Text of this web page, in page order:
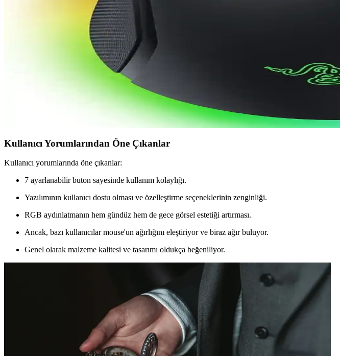
Logitech G G305 ve G403 Karşılaştırması: Hangi Oyuncu Mouse'u Daha Uygun
Logitech G G305 ve G403'ün özelliklerini ve kullanıcı deneyimlerini karşılaştırarak, ihtiyaçlarınıza en
Rampage SMX R21 ve Piyasadaki En İyi Alternatif Oyun Mause Modelleri
Rampage SMX R21 yüksek hassasiyet ve ergonomi sunarken, piyasada Logitech, Razer ve Corsair
Oyuncu Mouse Seçiminde Razer ve Rampa Modellerinin Karşılaştırması ve
Bu makalede Razer ve Rampa markalarının oyuncu mouse modelleri detaylı incelenerek, özellikleri ve
Kullanıcı Yorumlarından Öne Çıkanlar
Kullanıcı yorumlarında öne çıkanlar:
7 ayarlanabilir buton sayesinde kullanım kolaylığı.
Yazılımının kullanıcı dostu olması ve özelleştirme seçeneklerinin zenginliği.
RGB aydınlatmanın hem gündüz hem de gece görsel estetiği artırması.
Ancak, bazı kullanıcılar mouse'un ağırlığını eleştiriyor ve biraz ağır buluyor.
Genel olarak malzeme kalitesi ve tasarımı oldukça beğeniliyor.